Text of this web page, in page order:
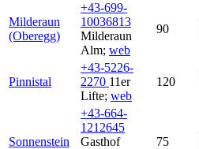
Milderaun
(Oberegg)
+43-699-
10036813
Milderaun
Alm; web
90
Pinnistal
+43-5226-
2270 11er
Lifte; web
120
Sonnenstein
+43-664-
1212645
Gasthof
75